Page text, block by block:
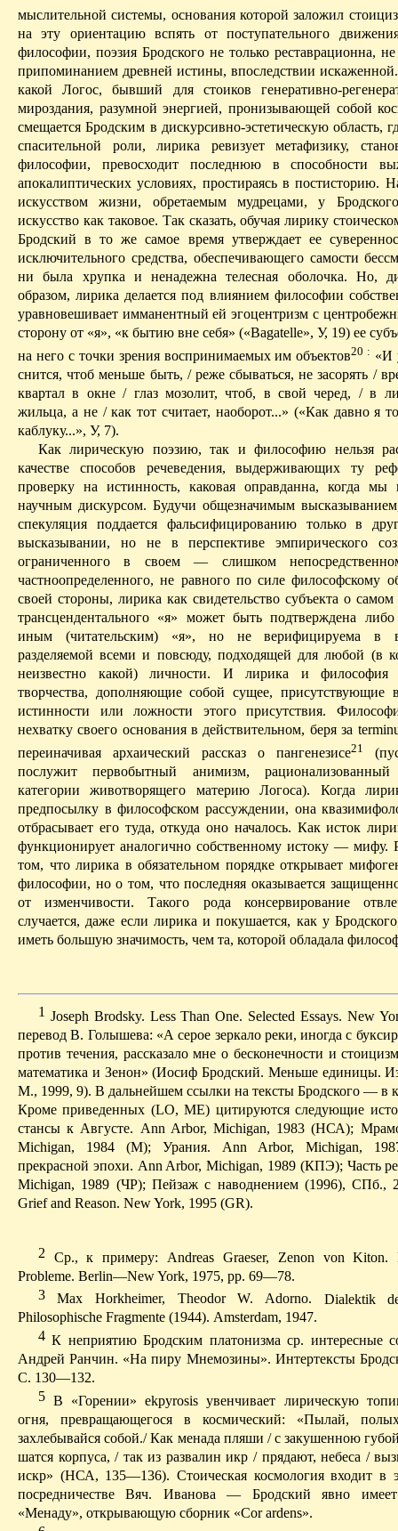
мыслительной системы, основания которой заложил
на эту ориентацию вспять от поступательного
философии, поэзия Бродского не только реставрационна,
припоминанием древней истины, впоследствии
какой Логос, бывший для стоиков генеративно-
мироздания, разумной энергией, пронизывающей собой
смещается Бродским в дискурсивно-эстетическую область,
спасительной роли, лирика ревизует метафизику,
философии, превосходит последнюю в способности
апокалиптических условиях, простираясь впостисторию.
искусством жизни, обретаемым мудрецами, у
искусство как таковое. Так сказать, обучая лирику
Бродский в то же самое время утверждает ее
исключительного средства, обеспечивающего самости
ни была хрупка и ненадежна телесная оболочка. Но,
образом, лирика делается под влиянием философии
уравновешивает имманентный ей эгоцентризм с
сторону от «я», «к бытию вне себя» («Bagatelle», У, 19) ее
на него с точки зрения воспринимаемых им объектов20 : «И
снится, чтоб меньше быть, / реже сбываться, не засорять /
квартал в окне / глаз мозолит, чтоб, в свой черед, / в
жильца, а не / как тот считает, наоборот...» («Как давно я
каблуку...», У, 7).
Как лирическую поэзию, так и философию нельзя
качестве способов речеведения, выдерживающих ту
проверку на истинность, каковая оправданна, когда
научным дискурсом. Будучи общезначимым
спекуляция поддается фальсифицированию только в
высказывании, но не в перспективе эмпирического
ограниченного в своем — слишком
частноопределенного, не равного по силе философскому
своей стороны, лирика как свидетельство субъекта о самом
трансцендентального «я» может быть подтверждена либо
иным (читательским) «я», но не ве­рифицируема в
разделяемой всеми и повсюду, подходящей для любой (в
неизвестно какой) личности. И лирика и
творчества, дополняющие собойсущее, присутствующие
истинности или ложности этого присутствия.
нехватку своего основания в действительном, беря за
переиначивая архаический рассказ о пангенезисе21
послужит первобытный анимизм,
категории животворящего материю Логоса). Когда
предпосылку в философском рассуждении, она
отбрасывает его туда, откуда оно началось. Как исток
функционирует аналогично собственному истоку — мифу.
том, что лирика в обязательном порядке открывает
философии, но о том, что последняя оказывается
от изменчивости. Такого рода консервирование
случается, даже если лирика и покушается, как у
иметь большую значимость, чем та, которой обладала
1 Joseph Brodsky. Less Than One. Selected Essays.New
перевод В. Голышева: «А серое зер­кало реки, иногда с
против течения, рассказало мне о бесконечности и
математика и Зенон» (Иосиф Бродский. Меньше единицы.
М., 1999, 9). В дальнейшем ссылки на тексты Бродского — в
Кромеприве­денных (LO, ME) цитируются следующие
стансык Августе. Ann Arbor,Michi­gan, 1983 (НСА);
Michigan, 1984 (M); Урания. Ann Arbor, Michigan,
прекрасной эпохи. Ann Arbor,Michigan, 1989 (КПЭ); Часть
Michigan, 1989 (ЧP); Пейзаж с наводнением(1996),СПб.,
Grief and Reason. New York, 1995 (GR).
2 Ср., к примеру: Andreas Graeser, Zenon vonKiton.
Probleme. Berlin—New York, 1975, pp. 69—78.
3
Мах Horkheimer, TheodorW. Adorno. Dialektik
Philosophische Fragmente (1944). Amster­dam, 1947.
4К неприятию Бродским платонизма ср. интересные
АндрейРанчин. «На пиру Мнемозины». Интертексты
С. 130—132.
5В «Горении»ekpyrosis увенчивает лирическую
огня, превращающегося в косми­ческий: «Пылай,
захлебывайся собой./ Как менада пляши / с закушенною
шатся корпуса, / так из развалин икр / прядают,небеса /
искр» (НСА, 135—136). Стоиче­ская космология входит в
посредничествеВяч. Иванова — Бродский явно
«Менаду», открывающую сборник «Cor ardens».